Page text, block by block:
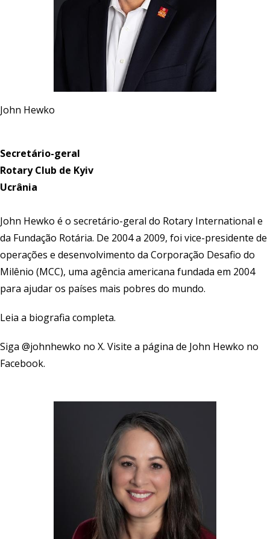
John Hewko
Secretário-geral
Rotary Club de Kyiv
Ucrânia
John Hewko é o secretário-geral do Rotary International e
da Fundação Rotária. De 2004 a 2009, foi vice-presidente de
operações e desenvolvimento da Corporação Desafio do
Milênio (MCC), uma agência americana fundada em 2004
para ajudar os países mais pobres do mundo.
Leia a biografia completa.
Siga @johnhewko no X. Visite a página de John Hewko no
Facebook.